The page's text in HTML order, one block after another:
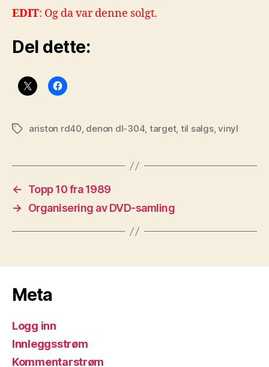
EDIT: Og da var denne solgt.
Del dette:
Stikkordariston rd40, denon dl-304, target, til salgs,vinyl
←
Topp 10 fra 1989
→
Organisering av DVD-samling
Meta
Logg inn
Innleggsstrøm
Kommentarstrøm